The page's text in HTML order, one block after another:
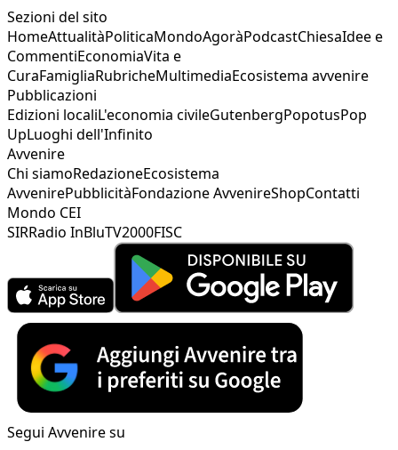
Sezioni del sito
HomeAttualitàPoliticaMondoAgoràPodcastChiesaIdee e
CommentiEconomiaVita e
CuraFamigliaRubricheMultimediaEcosistema avvenire
Pubblicazioni
Edizioni localiL'economia civileGutenbergPopotusPop
UpLuoghi dell'Infinito
Avvenire
Chi siamoRedazioneEcosistema
AvvenirePubblicitàFondazione AvvenireShopContatti
Mondo CEI
SIRRadio InBluTV2000FISC
Segui Avvenire su